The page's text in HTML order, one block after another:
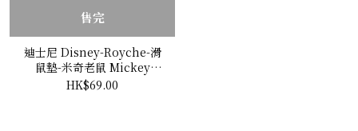
售完
迪士尼 Disney-Royche-滑
鼠墊-米奇老鼠 Mickey
Mouse
HK$69.00